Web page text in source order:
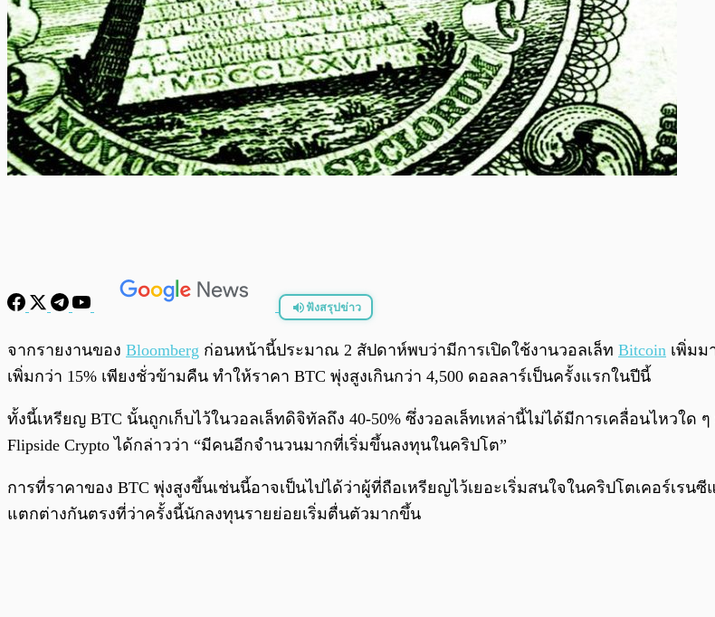
ฟังสรุปข่าว
จากรายงานของ Bloomberg ก่อนหน้านี้ประมาณ 2 สัปดาห์พบว่ามีการเปิดใช้งานวอลเล็ท Bitcoin เพิ่มม
เพิ่มกว่า 15% เพียงชั่วข้ามคืน ทำให้ราคา BTC พุ่งสูงเกินกว่า 4,500 ดอลลาร์เป็นครั้งแรกในปีนี้
ทั้งนี้เหรียญ BTC นั้นถูกเก็บไว้ในวอลเล็ทดิจิทัลถึง 40-50% ซึ่งวอลเล็ทเหล่านี้ไม่ได้มีการเคลื่อนไหวใด
Flipside Crypto ได้กล่าวว่า “มีคนอีกจำนวนมากที่เริ่มขึ้นลงทุนในคริปโต”
การที่ราคาของ BTC พุ่งสูงขึ้นเช่นนี้อาจเป็นไปได้ว่าผู้ที่ถือเหรียญไว้เยอะเริ่มสนใจในคริปโตเคอร์เร
แตกต่างกันตรงที่ว่าครั้งนี้นักลงทุนรายย่อยเริ่มตื่นตัวมากขึ้น